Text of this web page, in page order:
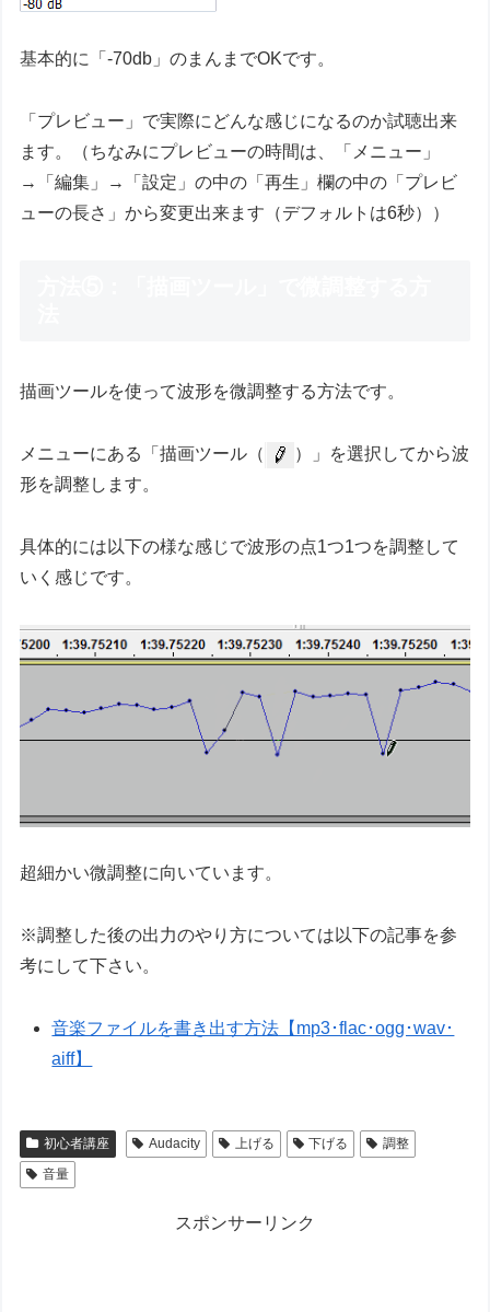
基本的に「-70db」のまんまでOKです。
「プレビュー」で実際にどんな感じになるのか試聴出来
ます。（ちなみにプレビューの時間は、「メニュー」
→「編集」→「設定」の中の「再生」欄の中の「プレビ
ューの長さ」から変更出来ます（デフォルトは6秒））
描画ツールを使って波形を微調整する方法です。
メニューにある「描画ツール（
）」を選択してから波
形を調整します。
具体的には以下の様な感じで波形の点1つ1つを調整して
いく感じです。
超細かい微調整に向いています。
※調整した後の出力のやり方については以下の記事を参
考にして下さい。
音楽ファイルを書き出す方法【mp3･flac･ogg･wav･
aiff】
初心者講座 Audacity 上げる 下げる
調整
音量
スポンサーリンク